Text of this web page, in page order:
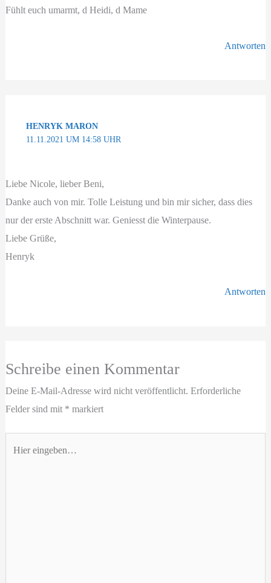
Fühlt euch umarmt, d Heidi, d Mame
Antworten
HENRYK MARON
11.11.2021 UM 14:58 UHR
Liebe Nicole, lieber Beni,
Danke auch von mir. Tolle Leistung und bin mir sicher, dass dies
nur der erste Abschnitt war. Geniesst die Winterpause.
Liebe Grüße,
Henryk
Antworten
Schreibe einen Kommentar
Deine E-Mail-Adresse wird nicht veröffentlicht. Erforderliche
Felder sind mit * markiert